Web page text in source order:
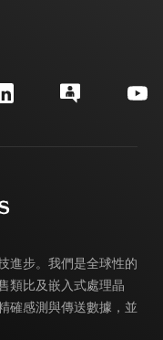
進步。我們是全球性的
類比及嵌入式處理晶
確感測與傳送數據，並